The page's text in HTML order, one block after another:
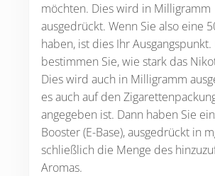
möchten. Dies wird in Milligramm
ausgedrückt. Wenn Sie also eine
haben, ist dies Ihr Ausgangspunkt.
bestimmen Sie, wie stark das
Dies wird auch in Milligramm
es auch auf den
angegeben ist. Dann haben Sie
Booster (E-Base), ausgedrückt in
schließlich die Menge des
Aromas.